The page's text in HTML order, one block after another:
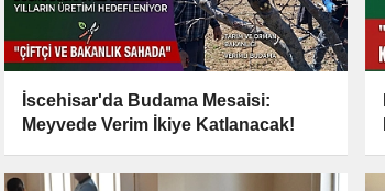
İscehisar'da Budama Mesaisi:
Meyvede Verim İkiye Katlanacak!